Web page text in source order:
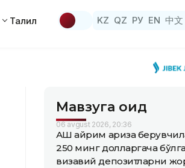
Таҳлил KZ QZ РУ EN 中文
Мавзуга оид
06 avgust 2026, 20:36
АҚШ айрим ариза
250 минг долларгача
визавий депозитларни